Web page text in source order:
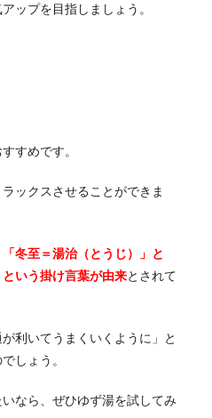
ップを目指しましょう。
すめです。
ックスさせることができま
「冬至＝湯治（とうじ）」と
という掛け言葉が由来とされて
利いてうまくいくように」と
しょう。
なら、ぜひゆず湯を試してみ